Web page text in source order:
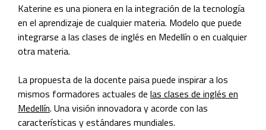
Katerine es una pionera en la integración de la tecnología
en el aprendizaje de cualquier materia. Modelo que puede
integrarse a las clases de inglés en Medellín o en cualquier
otra materia.
La propuesta de la docente paisa puede inspirar a los
mismos formadores actuales de las clases de inglés en
Medellín. Una visión innovadora y acorde con las
características y estándares mundiales.